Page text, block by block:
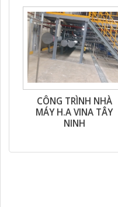
CÔNG TRÌNH NHÀ
MÁY H.A VINA TÂY
NINH